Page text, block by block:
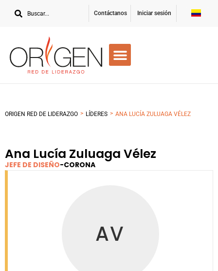
Contáctanos Iniciar sesión
ORIGEN RED DE LIDERAZGO > LÍDERES > ANA LUCÍA ZULUAGA VÉLEZ
Ana Lucía Zuluaga Vélez
JEFE DE DISEÑO-CORONA
AV